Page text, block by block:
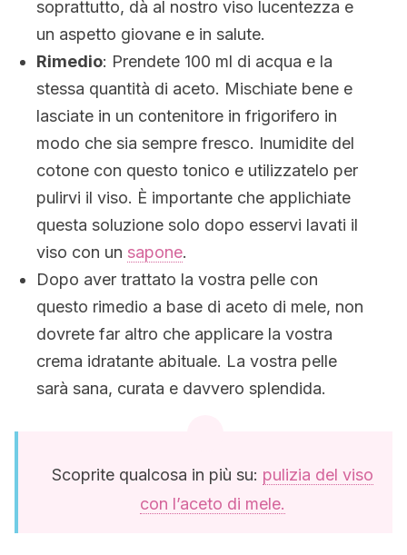
soprattutto, dà al nostro viso lucentezza e
un aspetto giovane e in salute.
Rimedio: Prendete 100 ml di acqua e la
stessa quantità di aceto. Mischiate bene e
lasciate in un contenitore in frigorifero in
modo che sia sempre fresco. Inumidite del
cotone con questo tonico e utilizzatelo per
pulirvi il viso. È importante che applichiate
questa soluzione solo dopo esservi lavati il
viso con un sapone.
Dopo aver trattato la vostra pelle con
questo rimedio a base di aceto di mele, non
dovrete far altro che applicare la vostra
crema idratante abituale. La vostra pelle
sarà sana, curata e davvero splendida.
Scoprite qualcosa in più su: pulizia del viso
con l’aceto di mele.